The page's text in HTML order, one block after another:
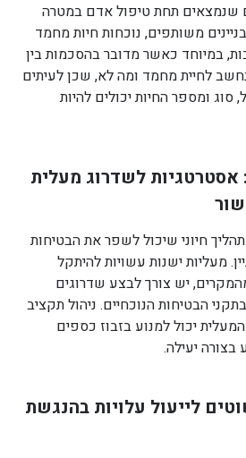
שנמצאים תחת טיפול אדם במטרה
משותפים, נוכחות חיות מחמד
במיוחד כאשר מדובר בהסכמות בין
לחיית מחמד ומה לא, שכן לעיתים
סוג ומספר החיות יכולים להיות
אסטרטגיות לשדרוג מעלית
חיוני שיכול לשפר את הבטיחות
מעליות ישנות עשויות להיתקל
יש צורך לבצע שדרוגים
הבטיחות הנוכחיים. ניהול תקציב
יכול למנוע בזבוז כספים
יעילה.
לייעול עלויות בהנגשת